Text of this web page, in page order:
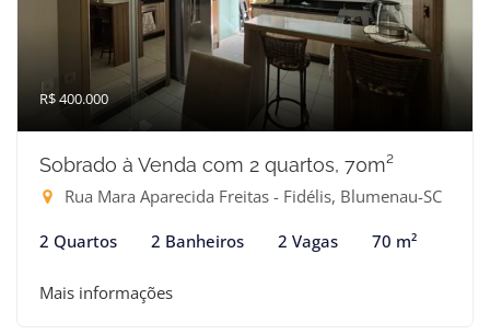
R$ 400.000
Sobrado à Venda com 2 quartos, 70m²
Rua Mara Aparecida Freitas - Fidélis, Blumenau-SC
2 Quartos 2 Banheiros 2 Vagas 70 m²
Mais informações